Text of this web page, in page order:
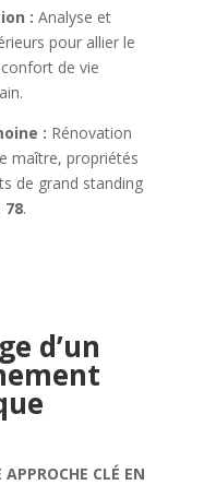
: Analyse et
pour allier le
confort de vie
: Rénovation
maître, propriétés
de grand standing
78.
d’un
CLÉ EN